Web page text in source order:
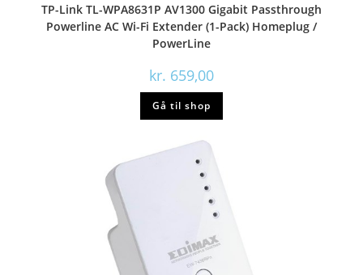
TP-Link TL-WPA8631P AV1300 Gigabit Passthrough
Powerline AC Wi-Fi Extender (1-Pack) Homeplug /
PowerLine
kr. 659,00
Gå til shop